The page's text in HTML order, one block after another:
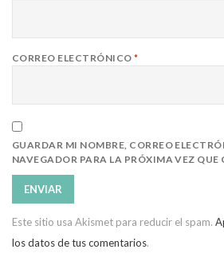
CORREO ELECTRÓNICO*
GUARDAR MI NOMBRE, CORREO
NAVEGADOR PARA LA PRÓXIMA VEZ QUE
Este sitio usa Akismet para reducir el spam.
los datos de tus comentarios.